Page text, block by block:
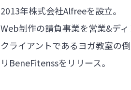
2013年株式会社Alfreeを設立。
Web制作の請負事業を営業&デ
クライアントであるヨガ教室の
リBeneFitenssをリリース。